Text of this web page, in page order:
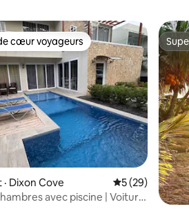
5, 58 commentaires
voyageurs parmi les plus aimés
cœur voyageurs
Dixon Cove Note moyenne
5 (29)
avec piscine | Voiture